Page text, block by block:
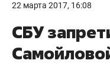
22 марта 2017, 16:08
СБУ